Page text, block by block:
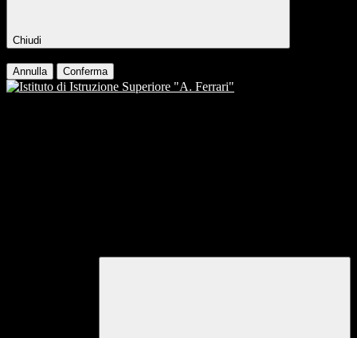
Chiudi
Annulla Conferma